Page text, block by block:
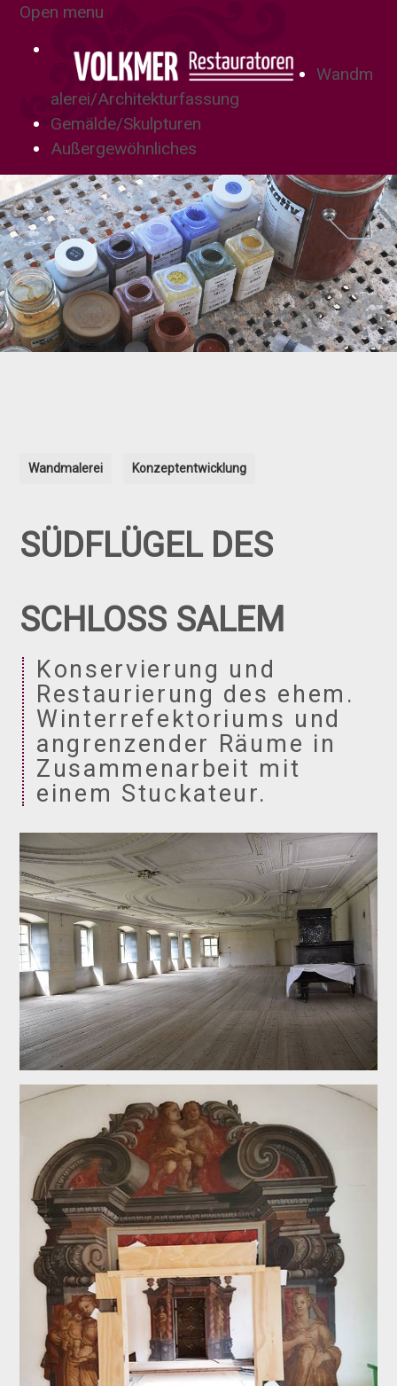
Open menu
Wandm
alerei/Architekturfassung
Gemälde/Skulpturen
Außergewöhnliches
Wandmalerei Konzeptentwicklung
SÜDFLÜGEL DES
SCHLOSS SALEM
Konservierung und
Restaurierung des ehem.
Winterrefektoriums und
angrenzender Räume in
Zusammenarbeit mit
einem Stuckateur.